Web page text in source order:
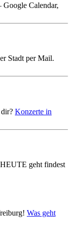
Calendar,
Stadt per Mail.
Konzerte in
geht findest
Was geht